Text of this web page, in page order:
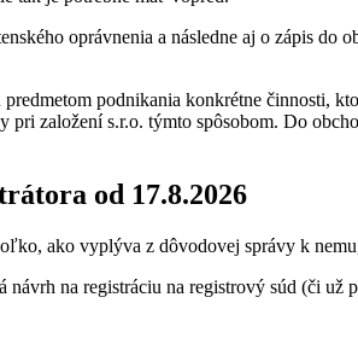
oprávnenia a následne aj o zápis do
podnikania konkrétne činnosti,
založení s.r.o. týmto spôsobom. Do
od 17.8.2026
ako vyplýva z dôvodovej správy k
na registráciu na registrový súd (či už